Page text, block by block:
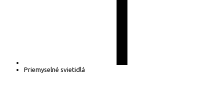
Priemyselné svietidlá